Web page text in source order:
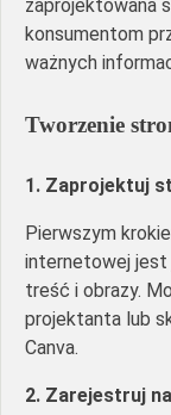
zaprojektowana
konsumentom
ważnych
Tworzenie
1. Zaprojektuj
Pierwszym
internetowej jest
treść i obrazy.
projektanta lub
Canva.
2. Zarejestruj